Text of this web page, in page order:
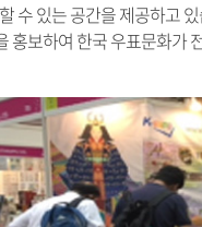
수 있는 공간을 제공하고
보하여 한국 우표문화가